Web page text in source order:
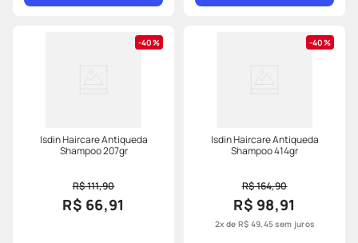
40%
Isdin Haircare Antiqueda
Shampoo 207gr
R$ 111,90
R$ 66,91
40%
Isdin Haircare Antiqueda
Shampoo 414gr
R$ 164,90
R$ 98,91
2x de R$ 49,45sem juros